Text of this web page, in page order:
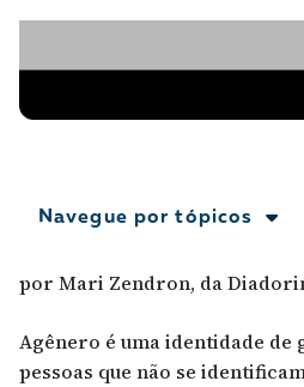
esse trabalho precisa da
Navegue por tópicos
por Mari Zendron, da
Agênero é uma identidade de
pessoas que não se